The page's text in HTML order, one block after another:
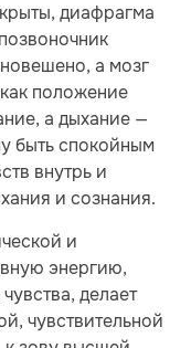
диафрагма
а мозг
положение
а дыхание —
быть спокойным
внутрь и
и сознания.
и
энергию,
делает
чувствительной